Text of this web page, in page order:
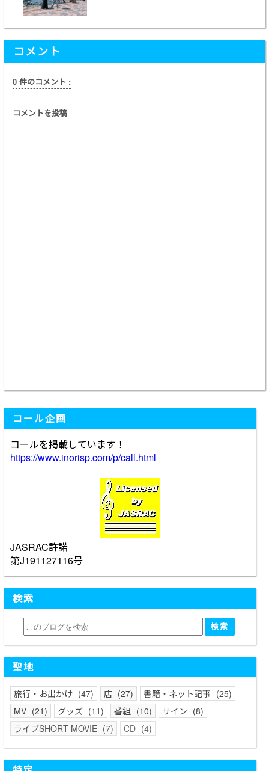
コメント
0 件のコメント :
コメントを投稿
コール企画
コールを掲載しています！
https://www.inorisp.com/p/call.html
JASRAC許諾
第J191127116号
検索
聖地
旅行・お出かけ 47 店 27 書籍・ネット記事
25
MV
21 グッズ 11 番組 10 サイン
8
ライブSHORT MOVIE
7 CD 4